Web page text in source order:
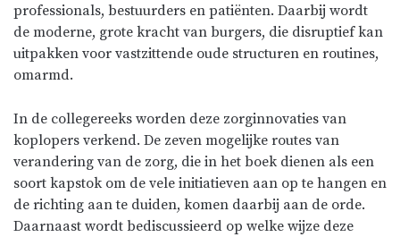
professionals, bestuurders en patiënten. Daarbij wordt
de moderne, grote kracht van burgers, die disruptief kan
uitpakken voor vastzittende oude structuren en routines,
omarmd.
In de collegereeks worden deze zorginnovaties van
koplopers verkend. De zeven mogelijke routes van
verandering van de zorg, die in het boek dienen als een
soort kapstok om de vele initiatieven aan op te hangen en
de richting aan te duiden, komen daarbij aan de orde.
Daarnaast wordt bediscussieerd op welke wijze deze